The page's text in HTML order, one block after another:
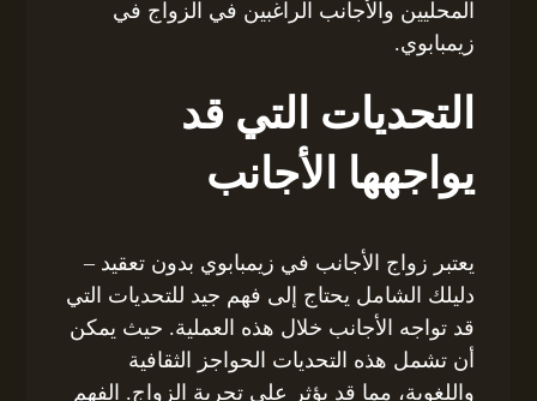
المحليين والأجانب الراغبين في الزواج في
زيمبابوي.
التحديات التي قد
يواجهها الأجانب
يعتبر زواج الأجانب في زيمبابوي بدون تعقيد –
دليلك الشامل يحتاج إلى فهم جيد للتحديات التي
قد تواجه الأجانب خلال هذه العملية. حيث يمكن
أن تشمل هذه التحديات الحواجز الثقافية
واللغوية، مما قد يؤثر على تجربة الزواج. الفهم